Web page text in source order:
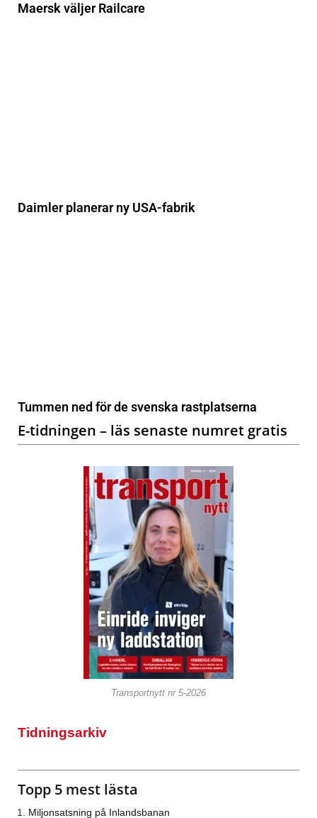
Maersk väljer Railcare
Daimler planerar ny USA-fabrik
Tummen ned för de svenska rastplatserna
E-tidningen – läs senaste numret gratis
Transportnytt nr 5-2026
Tidningsarkiv
Topp 5 mest lästa
Miljonsatsning på Inlandsbanan